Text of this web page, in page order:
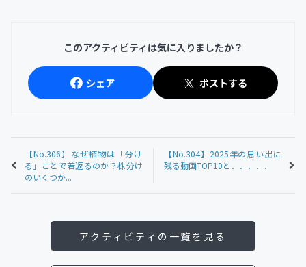
このアクティビティは気に入りましたか？
シェア ポストする
【No.306】なぜ植物は「分け
る」ことで若返るのか？株分け
のいくつか...
【No.304】2025年の思い出に
残る動画TOP10と．．．．．
アクティビティの一覧を見る